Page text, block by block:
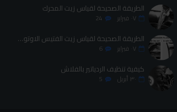
الطريقة الصحيحة لقياس زيت المحرك
٠٧ فبراير 24
الطريقة الصحيحة لقياس زيت الفتيس الاوتوماتيك
٠٧ فبراير 6
كيفية تنظيف الردياتير بالفلاش
٣٠ أبريل 5